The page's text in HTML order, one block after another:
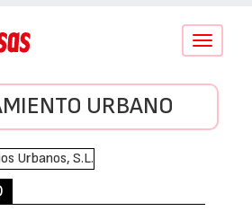
Conmutar
URBANO